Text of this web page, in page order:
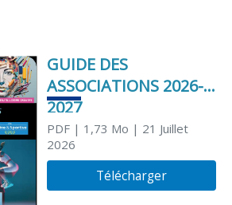
GUIDE DES
ASSOCIATIONS 2026-
2027
PDF| 1,73 Mo | 21 Juillet
2026
Télécharger